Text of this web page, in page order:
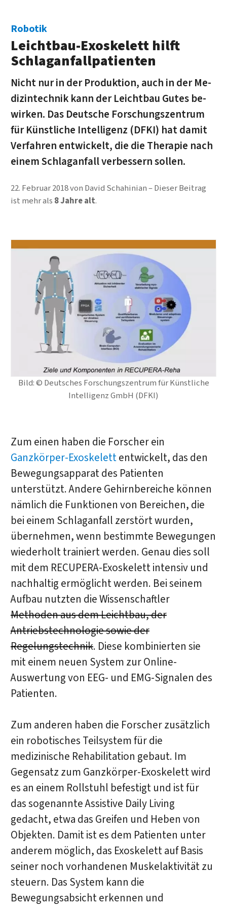
Bild: © Deutsches Forschungszentrum für Künstliche
Intelligenz GmbH (DFKI)
Robotik
Leicht­bau-Exo­skelett hilft
Schlag­anfall­patienten
Nicht nur in der Pro­duk­tion, auch in der Me­
di­zin­technik kann der Leicht­bau Gutes be­
wirken. Das Deut­sche For­schungs­zentrum
für Künst­liche In­tel­li­genz (DFKI) hat damit
Ver­fahren ent­wickelt, die die The­ra­pie nach
einem Schlag­anfall ver­bes­sern sollen.
22. Februar 2018von David Schahinian
Dieser Beitrag
ist mehr als 8 Jahre alt.
Zum einen haben die Forscher ein
Ganzkörper-Exoskelettentwickelt, das den
Bewegungsapparat des Patienten
unterstützt. Andere Gehirnbereiche können
nämlich die Funktionen von Bereichen, die
bei einem Schlaganfall zerstört wurden,
übernehmen, wenn bestimmte Bewegungen
wiederholt trainiert werden. Genau dies soll
mit dem RECUPERA-Exoskelett intensiv und
nachhaltig ermöglicht werden. Bei seinem
Aufbau nutzten die Wissenschaftler
Methoden aus dem Leichtbau, der
Antriebstechnologie sowie der
Regelungstechnik. Diese kombinierten sie
mit einem neuen System zur Online-
Auswertung von EEG- und EMG-Signalen des
Patienten.
Zum anderen haben die Forscher zusätzlich
ein robotisches Teilsystem für die
medizinische Rehabilitation gebaut. Im
Gegensatz zum Ganzkörper-Exoskelett wird
es an einem Rollstuhl befestigt und ist für
das sogenannte Assistive Daily Living
gedacht, etwa das Greifen und Heben von
Objekten. Damit ist es dem Patienten unter
anderem möglich, das Exoskelett auf Basis
seiner noch vorhandenen Muskelaktivität zu
steuern. Das System kann die
Bewegungsabsicht erkennen und